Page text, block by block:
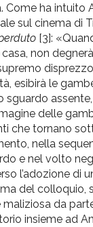
Come ha intuito
sul cinema di
[3]:
non
esibirà le
sguardo
delle
che tornano
nella
e nel volto
l’adozione di
del colloquio,
da
insieme ad